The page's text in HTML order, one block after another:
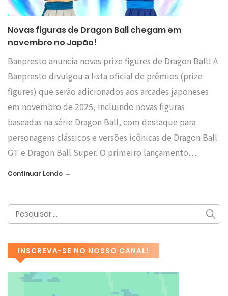
Novas figuras de Dragon Ball chegam em
novembro no Japão!
Banpresto anuncia novas prize figures de Dragon Ball! A
Banpresto divulgou a lista oficial de prêmios (prize
figures) que serão adicionados aos arcades japoneses
em novembro de 2025, incluindo novas figuras
baseadas na série Dragon Ball, com destaque para
personagens clássicos e versões icônicas de Dragon Ball
GT e Dragon Ball Super. O primeiro lançamento…
Continuar Lendo →
INSCREVA-SE NO NOSSO CANAL!